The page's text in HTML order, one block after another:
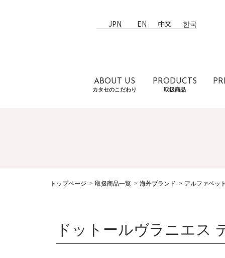
JPN EN 中文 한국
ABOUT US
カタセのこだわり
PRODUCTS
取扱商品
トップページ 取扱商品一覧 海外ブランド アルファベッ
ドットールヴラニエス